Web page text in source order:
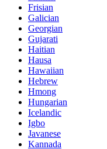
Frisian
Galician
Georgian
Gujarati
Haitian
Hausa
Hawaiian
Hebrew
Hmong
Hungarian
Icelandic
Igbo
Javanese
Kannada